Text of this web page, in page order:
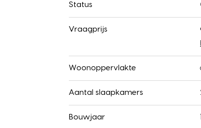
Status
Vraagprijs
Woonoppervlakte
Aantal slaapkamers
Bouwjaar